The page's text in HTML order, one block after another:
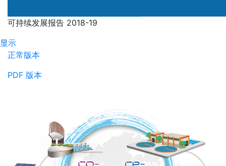
可持续发展报告 2018-19
显示
正常版本
PDF 版本